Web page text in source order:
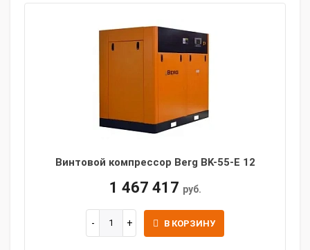
Винтовой компрессор Berg BK-55-E 12
1 467 417 руб.
В КОРЗИНУ